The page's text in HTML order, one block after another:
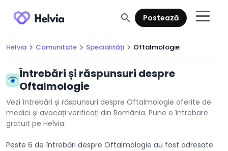
search Postează
Helvia chevron_right Comunitate chevron_right Specialități chevron_right Oftalmologie
Întrebări și răspunsuri despre
Oftalmologie
Vezi întrebări și răspunsuri despre Oftalmologie oferite de
medici și avocați verificați din România. Pune o întrebare
gratuit pe Helvia.
Peste 6 de întrebări despre Oftalmologie au fost adresate